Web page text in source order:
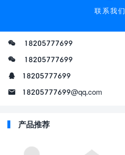
联系我们
18205777699
18205777699
18205777699
18205777699@qq.com
产品推荐